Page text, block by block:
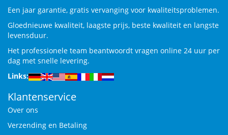
Een jaar garantie, gratis vervanging voor kwaliteitsproblemen.
Gloednieuwe kwaliteit, laagste prijs, beste kwaliteit en langste
levensduur.
Het professionele team beantwoordt vragen online 24 uur per
dag met snelle levering.
Links:
Klantenservice
Over ons
Verzending en Betaling